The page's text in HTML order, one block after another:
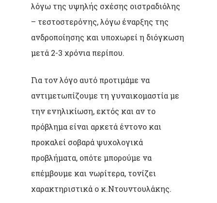
λόγω της υψηλής σχέσης οιστραδιόλης
– τεστοστερόνης, λόγω έναρξης της
ανδροποίησης και υποχωρεί η διόγκωση
μετά 2-3 χρόνια περίπου.
Για τον λόγο αυτό προτιμάμε να
αντιμετωπίζουμε τη γυναικομαστία με
την ενηλικίωση, εκτός και αν το
πρόβλημα είναι αρκετά έντονο και
προκαλεί σοβαρά ψυχολογικά
προβλήματα, οπότε μπορούμε να
επέμβουμε και νωρίτερα, τονίζει
χαρακτηριστικά ο κ.Ντουντουλάκης.